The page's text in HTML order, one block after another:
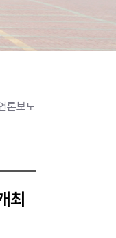
론보도
최